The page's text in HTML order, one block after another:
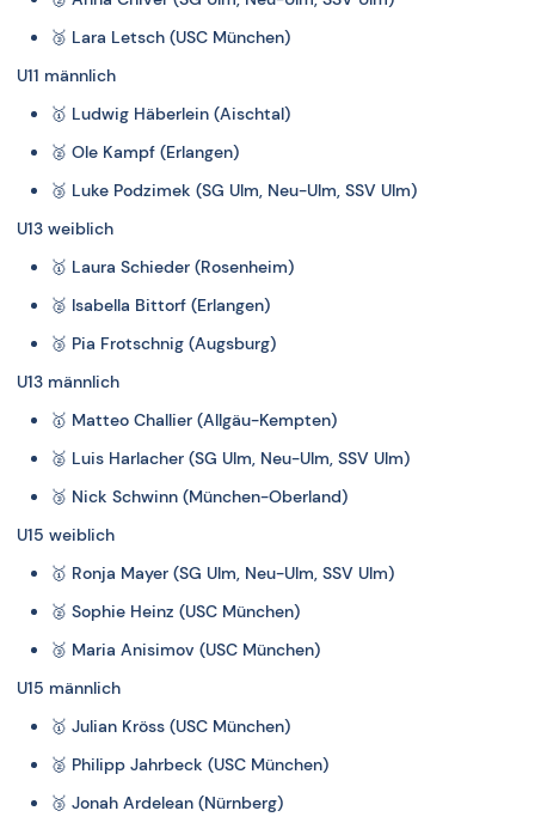
🥉 Lara Letsch (USC München)
U11 männlich
🥇 Ludwig Häberlein (Aischtal)
🥈 Ole Kampf (Erlangen)
🥉 Luke Podzimek (SG Ulm, Neu-Ulm, SSV Ulm)
U13 weiblich
🥇 Laura Schieder (Rosenheim)
🥈 Isabella Bittorf (Erlangen)
🥉 Pia Frotschnig (Augsburg)
U13 männlich
🥇 Matteo Challier (Allgäu-Kempten)
🥈 Luis Harlacher (SG Ulm, Neu-Ulm, SSV Ulm)
🥉 Nick Schwinn (München-Oberland)
U15 weiblich
🥇 Ronja Mayer (SG Ulm, Neu-Ulm, SSV Ulm)
🥈 Sophie Heinz (USC München)
🥉 Maria Anisimov (USC München)
U15 männlich
🥇 Julian Kröss (USC München)
🥈 Philipp Jahrbeck (USC München)
🥉 Jonah Ardelean (Nürnberg)